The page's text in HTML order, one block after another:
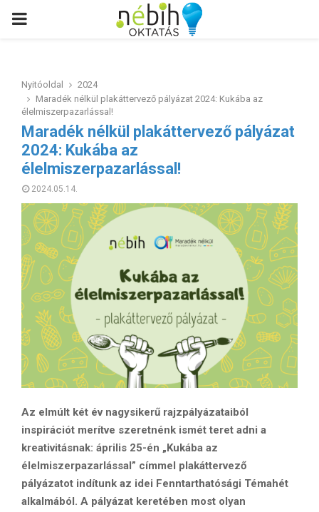
PRIMARY
Nyitóoldal
2024
Maradék nélkül plakáttervező pályázat 2024: Kukába az
élelmiszerpazarlással!
Maradék nélkül plakáttervező pályázat
2024: Kukába az
élelmiszerpazarlással!
2024.05.14.
Az elmúlt két év nagysikerű rajzpályázataiból
inspirációt merítve szeretnénk ismét teret adni a
kreativitásnak: április 25-én „Kukába az
élelmiszerpazarlással” címmel plakáttervező
pályázatot indítunk az idei Fenntarthatósági Témahét
alkalmából. A pályázat keretében most olyan